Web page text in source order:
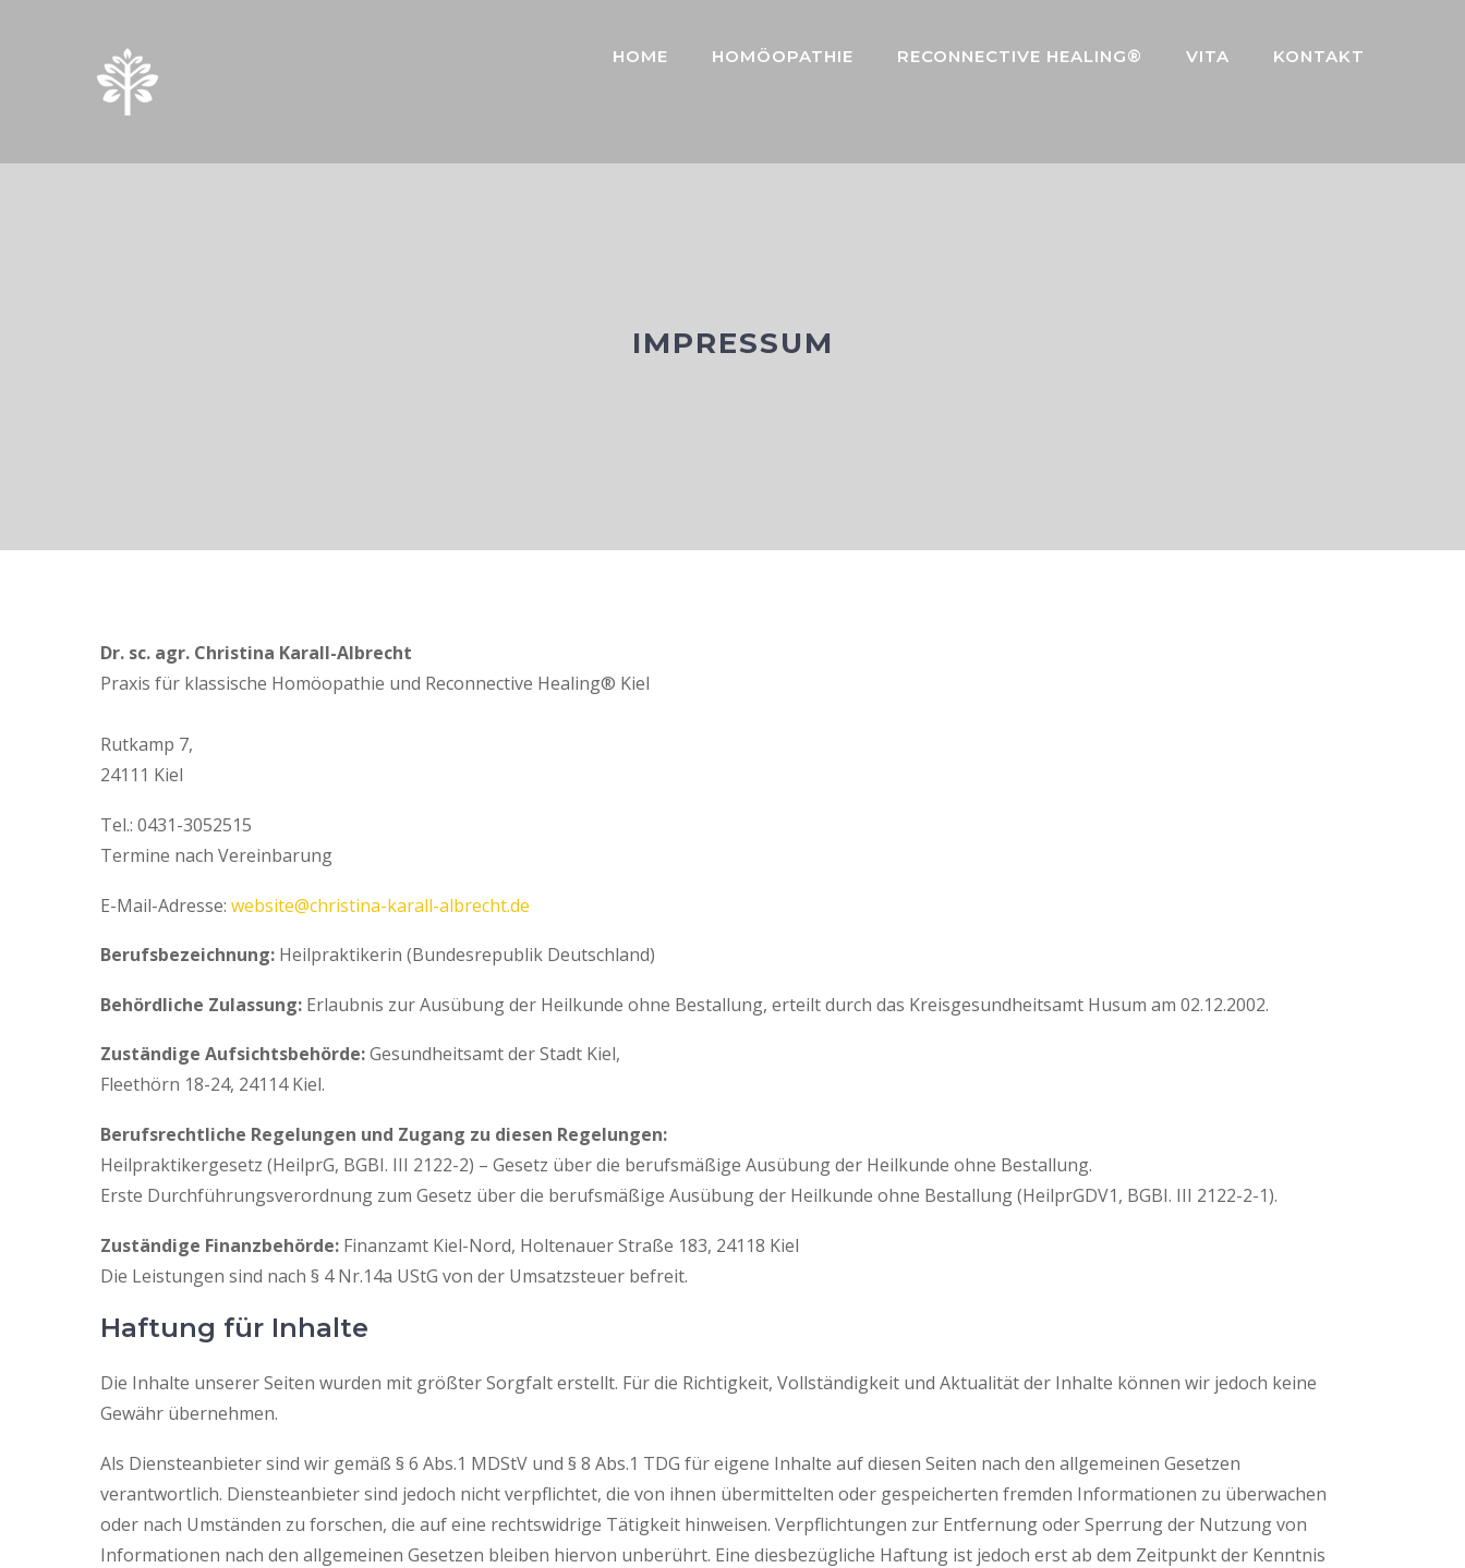
HOME HOMÖOPATHIE RECONNECTIVE HEALING® VITA KONTAKT
IMPRESSUM
Dr. sc. agr. Christina Karall-Albrecht
Praxis für klassische Homöopathie und Reconnective Healing® Kiel
Rutkamp 7,
24111 Kiel
Tel.: 0431-3052515
Termine nach Vereinbarung
E-Mail-Adresse: website@christina-karall-albrecht.de
Berufsbezeichnung: Heilpraktikerin (Bundesrepublik Deutschland)
Behördliche Zulassung: Erlaubnis zur Ausübung der Heilkunde ohne Bestallung, erteilt durch das Kreisgesundheitsamt Husum am 02.12.2002.
Zuständige Aufsichtsbehörde:Gesundheitsamt der Stadt Kiel,
Fleethörn 18-24, 24114 Kiel.
Berufsrechtliche Regelungen und Zugang zu diesen Regelungen:
Heilpraktikergesetz (HeilprG, BGBI. III 2122-2) – Gesetz über die berufsmäßige Ausübung der Heilkunde ohne Bestallung.
Erste Durchführungsverordnung zum Gesetz über die berufsmäßige Ausübung der Heilkunde ohne Bestallung (HeilprGDV1, BGBI. III 2122-2-1).
Zuständige Finanzbehörde: Finanzamt Kiel-Nord, Holtenauer Straße 183, 24118 Kiel
Die Leistungen sind nach § 4 Nr.14a UStG von der Umsatzsteuer befreit.
Haftung für Inhalte
Die Inhalte unserer Seiten wurden mit größter Sorgfalt erstellt. Für die Richtigkeit, Vollständigkeit und Aktualität der Inhalte können wir jedoch keine
Gewähr übernehmen.
Als Diensteanbieter sind wir gemäß § 6 Abs.1 MDStV und § 8 Abs.1 TDG für eigene Inhalte auf diesen Seiten nach den allgemeinen Gesetzen
verantwortlich. Diensteanbieter sind jedoch nicht verpflichtet, die von ihnen übermittelten oder gespeicherten fremden Informationen zu überwachen
oder nach Umständen zu forschen, die auf eine rechtswidrige Tätigkeit hinweisen. Verpflichtungen zur Entfernung oder Sperrung der Nutzung von
Informationen nach den allgemeinen Gesetzen bleiben hiervon unberührt. Eine diesbezügliche Haftung ist jedoch erst ab dem Zeitpunkt der Kenntnis